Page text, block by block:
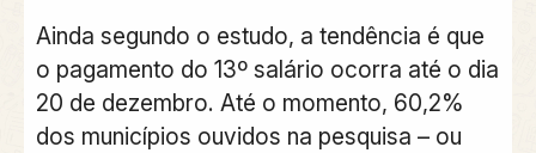
Ainda segundo o estudo, a tendência é que
o pagamento do 13º salário ocorra até o dia
20 de dezembro. Até o momento, 60,2%
dos municípios ouvidos na pesquisa – ou